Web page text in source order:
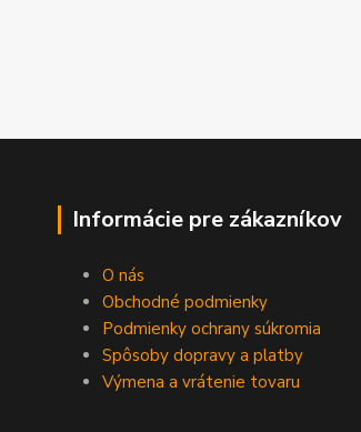
Informácie pre zákazníkov
O nás
Obchodné podmienky
Podmienky ochrany súkromia
Spôsoby dopravy a platby
Výmena a vrátenie tovaru